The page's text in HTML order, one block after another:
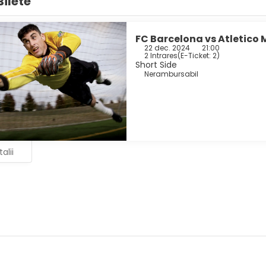
FC Barcelona vs Atletico
22 dec. 2024 21:00
2 Intrares(E-Ticket: 2)
Short Side
Nerambursabil